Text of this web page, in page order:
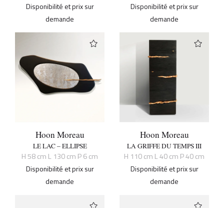
Disponibilité et prix sur
demande
Disponibilité et prix sur
demande
Hoon Moreau
LE LAC – ELLIPSE
H 58 cm L 130 cm P 6 cm
Disponibilité et prix sur
demande
Hoon Moreau
LA GRIFFE DU TEMPS III
H 110 cm L 40 cm P 40 cm
Disponibilité et prix sur
demande